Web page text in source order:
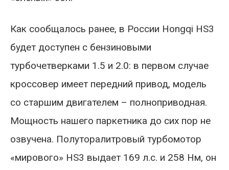
Как сообщалось ранее, в России Hongqi HS3
будет доступен с бензиновыми
турбочетверками 1.5 и 2.0: в первом случае
кроссовер имеет передний привод, модель
со старшим двигателем – полноприводная.
Мощность нашего паркетника до сих пор не
озвучена. Полуторалитровый турбомотор
«мирового» HS3 выдает 169 л.с. и 258 Нм, он